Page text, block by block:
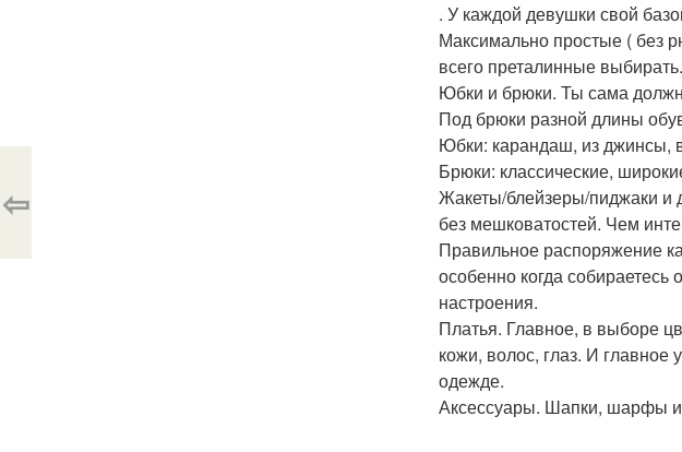
. У каждой девушки свой
Максимально простые ( без
всего преталинные
Юбки и брюки. Ты сама
Под брюки разной длины
Юбки: карандаш, из джинсы,
Брюки: классические,
Жакеты/блейзеры/пиджаки и
без мешковатостей. Чем
Правильное распоряжение
особенно когда
настроения.
Платья. Главное, в выборе
кожи, волос, глаз. И главное
одежде.
Аксессуары. Шапки, шарфы и
⇦